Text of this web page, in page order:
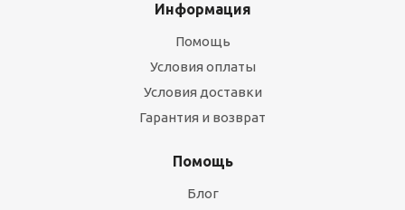
Информация
Помощь
Условия оплаты
Условия доставки
Гарантия и возврат
Помощь
Блог